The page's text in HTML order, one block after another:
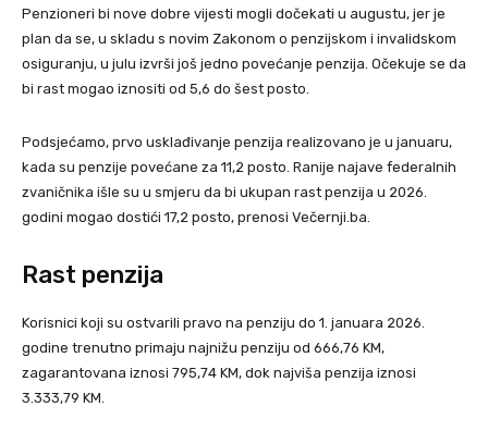
Penzioneri bi nove dobre vijesti mogli dočekati u augustu, jer je
plan da se, u skladu s novim Zakonom o penzijskom i invalidskom
osiguranju, u julu izvrši još jedno povećanje penzija. Očekuje se da
bi rast mogao iznositi od 5,6 do šest posto.
Podsjećamo, prvo usklađivanje penzija realizovano je u januaru,
kada su penzije povećane za 11,2 posto. Ranije najave federalnih
zvaničnika išle su u smjeru da bi ukupan rast penzija u 2026.
godini mogao dostići 17,2 posto, prenosi Večernji.ba.
Rast penzija
Korisnici koji su ostvarili pravo na penziju do 1. januara 2026.
godine trenutno primaju najnižu penziju od 666,76 KM,
zagarantovana iznosi 795,74 KM, dok najviša penzija iznosi
3.333,79 KM.